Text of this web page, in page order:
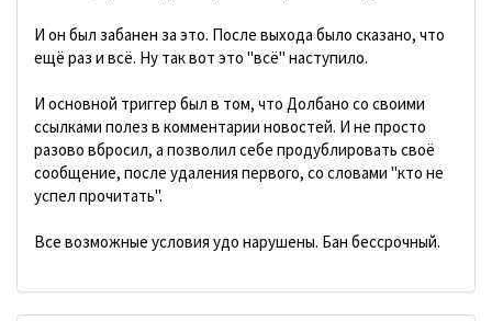
И он был забанен за это. После выхода было сказано, что
ещё раз и всё. Ну так вот это "всё" наступило.
И основной триггер был в том, что Долбано со своими
ссылками полез в комментарии новостей. И не просто
разово вбросил, а позволил себе продублировать своё
сообщение, после удаления первого, со словами "кто не
успел прочитать".
Все возможные условия удо нарушены. Бан бессрочный.